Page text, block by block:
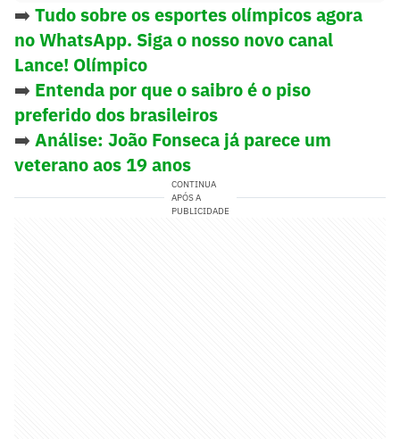
➡️ Tudo sobre os esportes olímpicos agora
no WhatsApp. Siga o nosso novo canal
Lance! Olímpico
➡️ Entenda por que o saibro é o piso
preferido dos brasileiros
➡️ Análise: João Fonseca já parece um
veterano aos 19 anos
CONTINUA
APÓS A
PUBLICIDADE